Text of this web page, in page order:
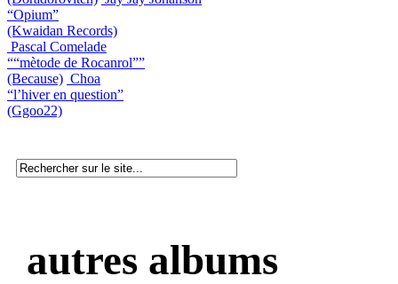
“Opium”
(Kwaidan Records)
Pascal Comelade
““mètode de Rocanrol””
(Because) Choa
“l’hiver en question”
(Ggoo22)
autres albums